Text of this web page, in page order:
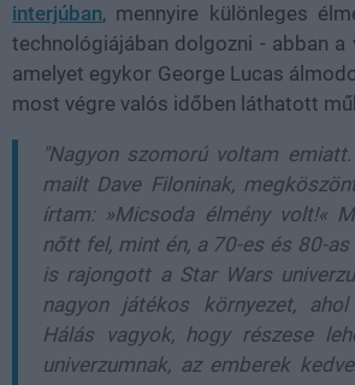
interjúban, mennyire különleges
technológiájában dolgozni - abban a
amelyet egykor George Lucas
most végre valós időben láthatott
"Nagyon szomorú voltam
mailt Dave Filoninak,
írtam: »Micsoda élmény volt!«
nőtt fel, mint én, a 70-es és 80-
is rajongott a Star Wars
nagyon játékos környezet,
Hálás vagyok, hogy részese
univerzumnak, az emberek